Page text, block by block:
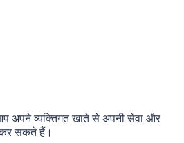
अपने व्यक्तिगत खाते से अपनी सेवा और
कर सकते हैं।